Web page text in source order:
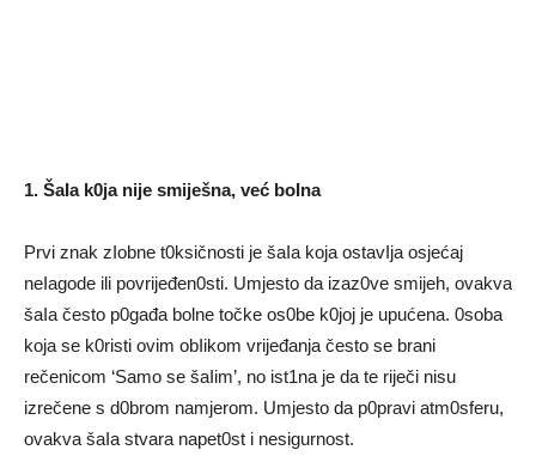
1. ŠaIa k0ja nije smiješna, već boIna
Prvi znak zIobne t0ksičnosti je šaIa koja ostavIja osjećaj
neIagode ili povrijeđen0sti. Umjesto da izaz0ve smijeh, ovakva
šaIa često p0gađa bolne točke os0be k0joj je upućena. 0soba
koja se k0risti ovim obIikom vrijeđanja često se brani
rečenicom ‘Samo se šaIim’, no ist1na je da te riječi nisu
izrečene s d0brom namjerom. Umjesto da p0pravi atm0sferu,
ovakva šaIa stvara napet0st i nesigurnost.